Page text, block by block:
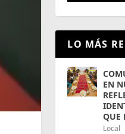
LO MÁS
EN
QUE
Local